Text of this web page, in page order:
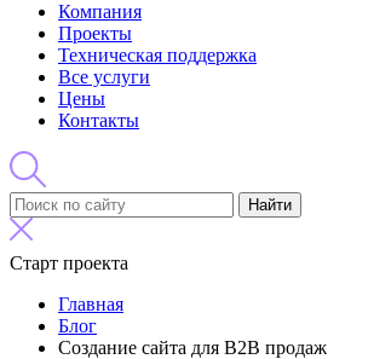
Компания
Проекты
Техническая поддержка
Все услуги
Цены
Контакты
Найти
Старт проекта
Главная
Блог
Создание сайта для B2B продаж